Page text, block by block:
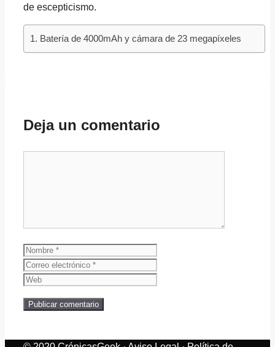
de escepticismo.
Batería de 4000mAh y cámara de 23 megapíxeles
Deja un comentario
Nombre